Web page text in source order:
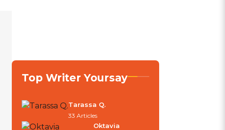
Top Writer Yoursay
Tarassa Q.
33 Articles
Oktavia